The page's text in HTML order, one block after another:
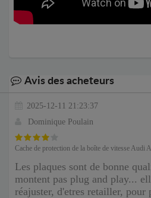
Avis des acheteurs
2025-12-11 21:23:37
Dominique Poulain
Cache de protection de la boîte de vitesse Audi
Les plaques sont de bonne
montent pas plug and play...
réajuster, d'etres retailler, pour